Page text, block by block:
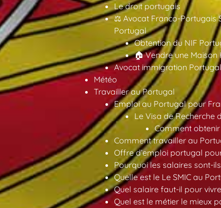
Le droit portugais
⚖️ Avocat Franco-Portugais
Portugal
Obtention du NIF
🏠 Vendre une Maison
Avocat immigration Portugal
Météo
Travailler au Portugal
Emploi au Portugal pour
Le Visa de Recherche
Comment
Comment travailler au
Offre d’emploi portugal
Pourquoi les salaires sont-
Quelle est le Le SMIC au
Quel salaire faut-il pour
Quel est le métier le mieux